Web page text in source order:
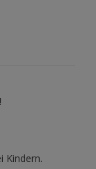
Kindern.